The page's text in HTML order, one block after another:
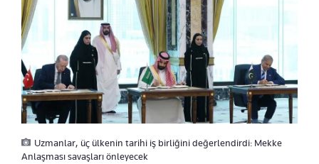
Uzmanlar, üç ülkenin tarihi iş birliğini değerlendirdi: Mekke
Anlaşması savaşları önleyecek